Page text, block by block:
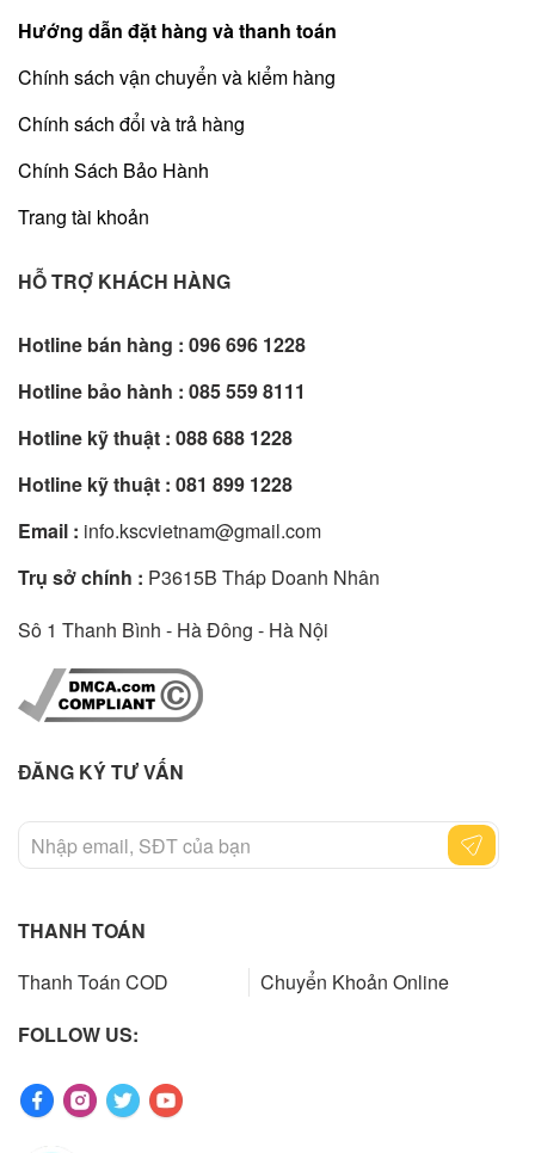
Hướng dẫn đặt hàng và thanh toán
Chính sách vận chuyển và kiểm hàng
Chính sách đổi và trả hàng
Chính Sách Bảo Hành
Trang tài khoản
HỖ TRỢ KHÁCH HÀNG
Hotline bán hàng : 096 696 1228
Hotline bảo hành : 085 559 8111
Hotline kỹ thuật : 088 688 1228
Hotline kỹ thuật : 081 899 1228
Email : info.kscvietnam@gmail.com
Trụ sở chính : P3615B Tháp Doanh Nhân
Sô 1 Thanh Bình - Hà Đông - Hà Nội
ĐĂNG KÝ TƯ VẤN
THANH TOÁN
Thanh Toán COD
Chuyển Khoản Online
FOLLOW US: